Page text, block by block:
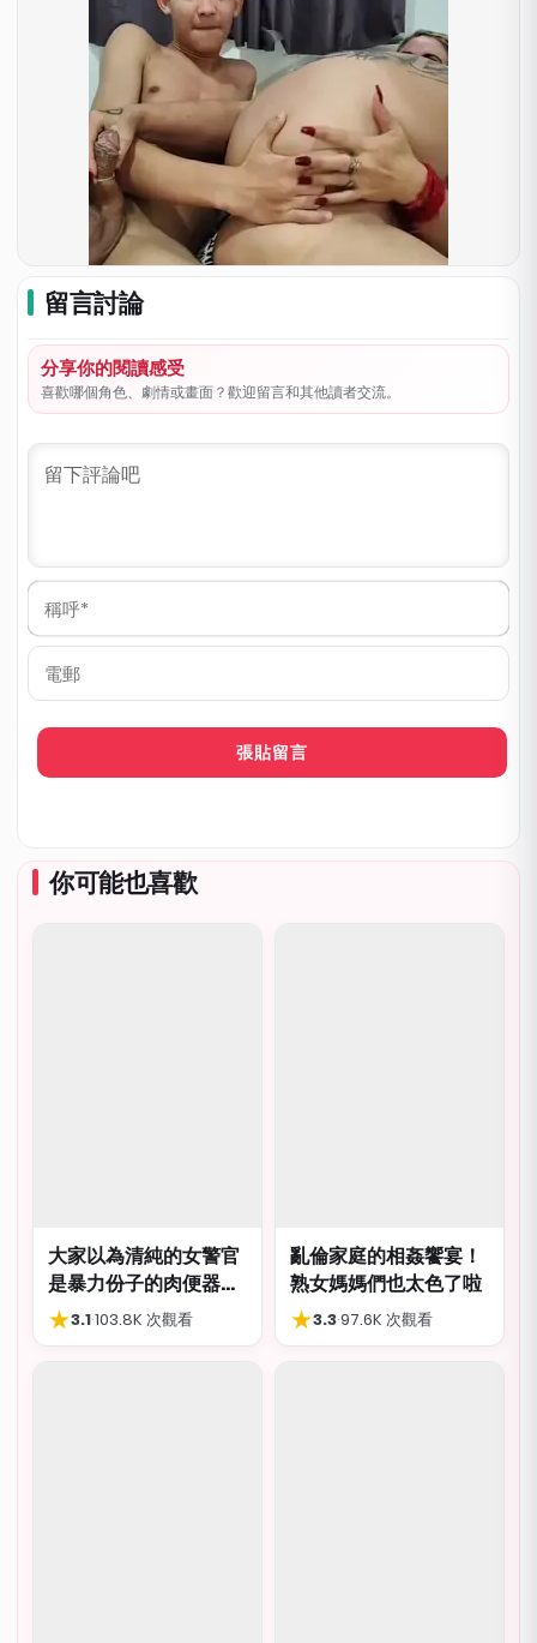
留言討論
分享你的閱讀感受
喜歡哪個角色、劇情或畫面？歡迎留言和其他讀者交流。
稱
*
郵
你可能也喜歡
大家以為清純的女警官
是暴力份子的肉便器，
肛交多P都可以
★3.1·103.8K 次觀看
亂倫家庭的相姦饗宴！
熟女媽媽們也太色了啦
★3.3·97.6K 次觀看